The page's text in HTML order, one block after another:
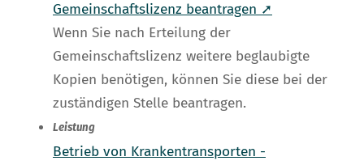
Gemeinschaftslizenz beantragen ➚
Wenn Sie nach Erteilung der
Gemeinschaftslizenz weitere beglaubigte
Kopien benötigen, können Sie diese bei der
zuständigen Stelle beantragen.
Leistung
Betrieb von Krankentransporten -